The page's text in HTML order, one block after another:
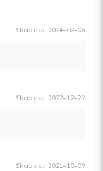
Skapad: 2024-02-06
Skapad: 2022-12-22
Skapad: 2021-10-09